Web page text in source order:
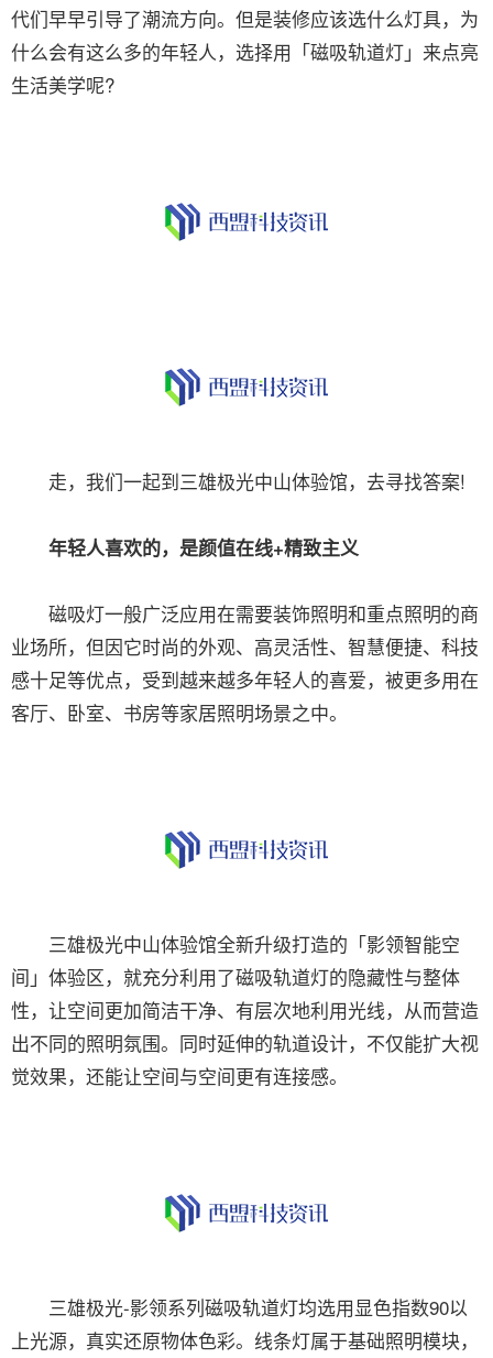
代们早早引导了潮流方向。但是装修应该选什么灯具，为
什么会有这么多的年轻人，选择用「磁吸轨道灯」来点亮
生活美学呢?
走，我们一起到三雄极光中山体验馆，去寻找答案!
年轻人喜欢的，是颜值在线+精致主义
磁吸灯一般广泛应用在需要装饰照明和重点照明的商
业场所，但因它时尚的外观、高灵活性、智慧便捷、科技
感十足等优点，受到越来越多年轻人的喜爱，被更多用在
客厅、卧室、书房等家居照明场景之中。
三雄极光中山体验馆全新升级打造的「影领智能空
间」体验区，就充分利用了磁吸轨道灯的隐藏性与整体
性，让空间更加简洁干净、有层次地利用光线，从而营造
出不同的照明氛围。同时延伸的轨道设计，不仅能扩大视
觉效果，还能让空间与空间更有连接感。
三雄极光-影领系列磁吸轨道灯均选用显色指数90以
上光源，真实还原物体色彩。线条灯属于基础照明模块，